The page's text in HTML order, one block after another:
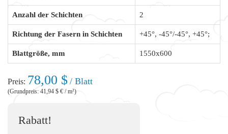
Anzahl der Schichten 2
Richtung der Fasern in Schichten +45°, -45°/-45°, +45°;
Blattgröße, mm 1550x600
Preis: 78,00 $ / Blatt
(Grundpreis: 41,94 $ € / m²)
Rabatt!